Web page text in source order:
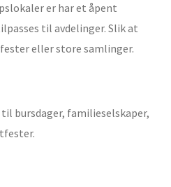
er har et åpent
til avdelinger. Slik at
eller store samlinger.
bursdager, familieselskaper,